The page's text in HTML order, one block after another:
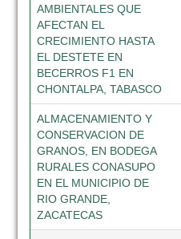
AMBIENTALES QUE
AFECTAN EL
CRECIMIENTO HASTA
EL DESTETE EN
BECERROS F1 EN
CHONTALPA, TABASCO
ALMACENAMIENTO Y
CONSERVACION DE
GRANOS, EN BODEGA
RURALES CONASUPO
EN EL MUNICIPIO DE
RIO GRANDE,
ZACATECAS